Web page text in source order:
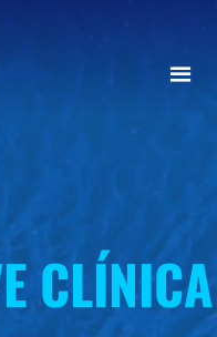
CLÍNICA